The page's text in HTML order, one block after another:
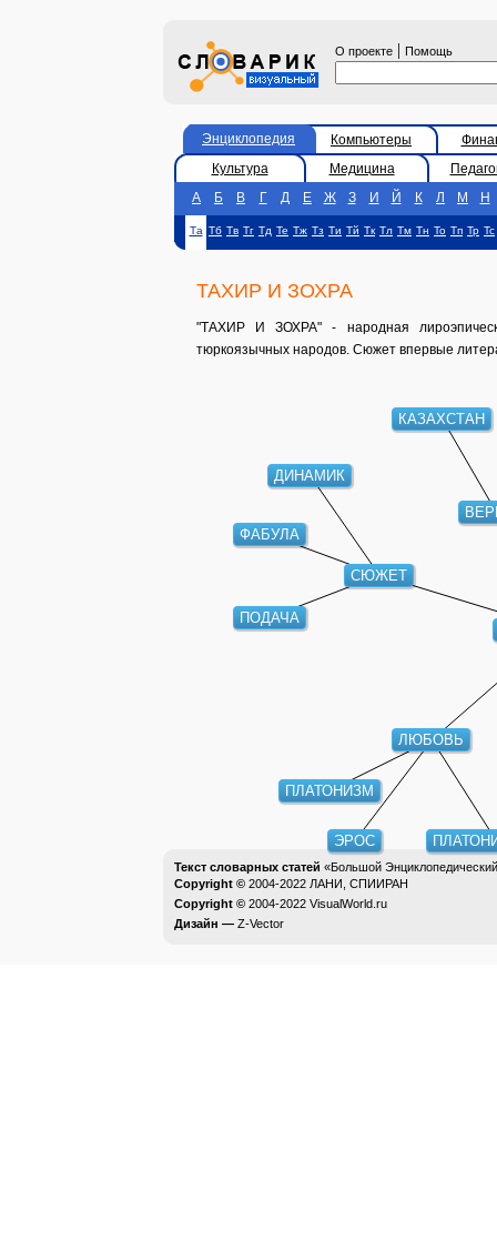
О проекте | Помощь
Энциклопедия Компьютеры
Культура
Медицина
А
Б В Г Д Е Ж З И Й К Л М Н
Та Тб Тв Тг Тд Те Тж Тз Ти Тй Тк Тл Тм Тн То Тп Тр Тс
ТАХИР И ЗОХРА
"ТАХИР И ЗОХРА" - народная
тюркоязычных народов. Сюжет впервые
СЮЖЕТ
ЛЮБОВЬ
КАЗАХСТАН
ФАБУЛА
ДИНАМИК
ПОДАЧА
ЭРОС
ПЛАТОНИЗМ
Текст словарных статей «Большой
Copyright © 2004-2022 ЛАНИ, СПИИРАН
Copyright © 2004-2022 VisualWorld.ru
Дизайн — Z-Vector